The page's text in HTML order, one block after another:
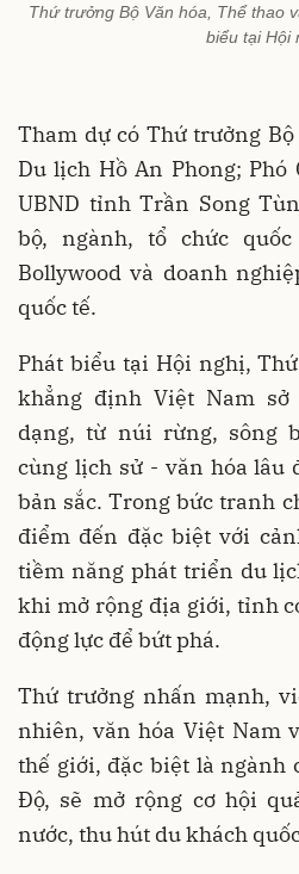
Thứ trưởng Bộ Văn hóa, Thể thao
biểu tại Hội
Tham dự có Thứ trưởng Bộ
Du lịch Hồ An Phong;
UBND tỉnh Trần Song
bộ, ngành, tổ chức
Bollywood và doanh
quốc tế.
Phát biểu tại Hội nghị,
khẳng định Việt Nam
dạng, từ núi rừng, sông
cùng lịch sử - văn hóa lâu
bản sắc. Trong bức tranh
điểm đến đặc biệt với
tiềm năng phát triển du
khi mở rộng địa giới, tỉnh
động lực để bứt phá.
Thứ trưởng nhấn mạnh,
nhiên, văn hóa Việt Nam
thế giới, đặc biệt là ngành
Độ, sẽ mở rộng cơ hội
nước, thu hút du khách